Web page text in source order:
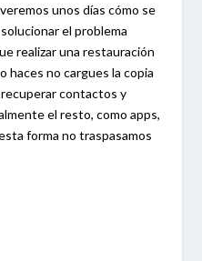
unos días cómo se
el problema
realizar una restauración
haces no cargues la copia
contactos y
el resto, como apps,
forma no traspasamos